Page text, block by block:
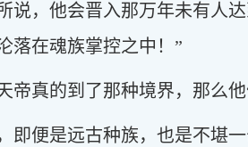
，他会晋入那万年未有人
落在魂族掌控之中！”
帝真的到了那种境界，那么
即便是远古种族，也是不堪一